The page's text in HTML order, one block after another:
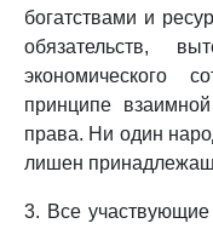
богатствами и
обязательств,
экономического
принципе
права. Ни один
лишен
3. Все участвующие